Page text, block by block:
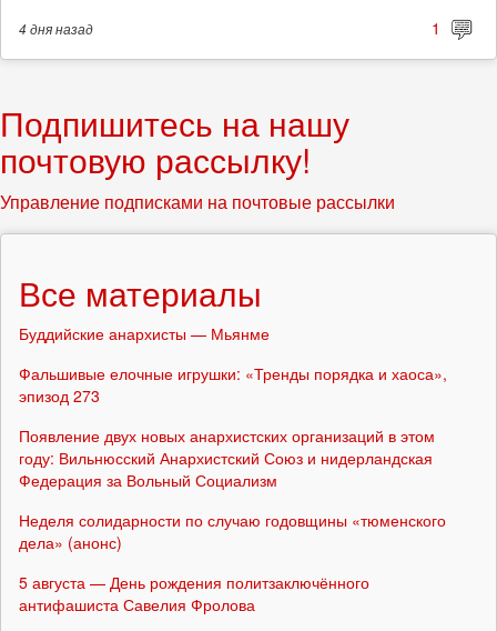
4 дняназад 1
Подпишитесь на нашу
почтовую рассылку!
Управление подписками на почтовые рассылки
Все материалы
Буддийские анархисты — Мьянме
Фальшивые елочные игрушки: «Тренды порядка и хаоса»,
эпизод 273
Появление двух новых анархистских организаций в этом
году: Вильнюсский Анархистский Союз и нидерландская
Федерация за Вольный Социализм
Неделя солидарности по случаю годовщины «тюменского
дела» (анонс)
5 августа — День рождения политзаключённого
антифашиста Савелия Фролова